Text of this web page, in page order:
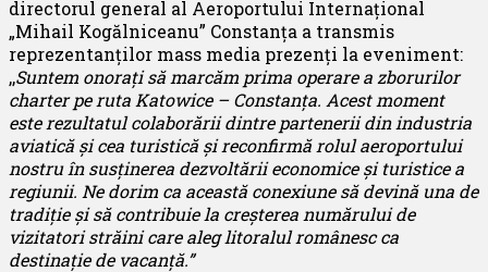
directorul general al Aeroportului Internațional
„Mihail Kogălniceanu” Constanța a transmis
reprezentanților mass media prezenți la eveniment:
,,Suntem onorați să marcăm prima operare a zborurilor
charter pe ruta Katowice – Constanța. Acest moment
este rezultatul colaborării dintre partenerii din industria
aviatică și cea turistică și reconfirmă rolul aeroportului
nostru în susținerea dezvoltării economice și turistice a
regiunii. Ne dorim ca această conexiune să devină una de
tradiție și să contribuie la creșterea numărului de
vizitatori străini care aleg litoralul românesc ca
destinație de vacanță.”